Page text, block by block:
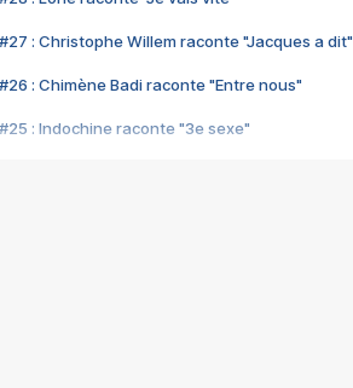
#27 : Christophe Willem raconte "Jacques a dit"
#26 : Chimène Badi raconte "Entre nous"
#25 : Indochine raconte "3e sexe"